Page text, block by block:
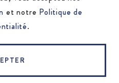
Tous droits réservés.
|Politique de
et notre Politique de
.